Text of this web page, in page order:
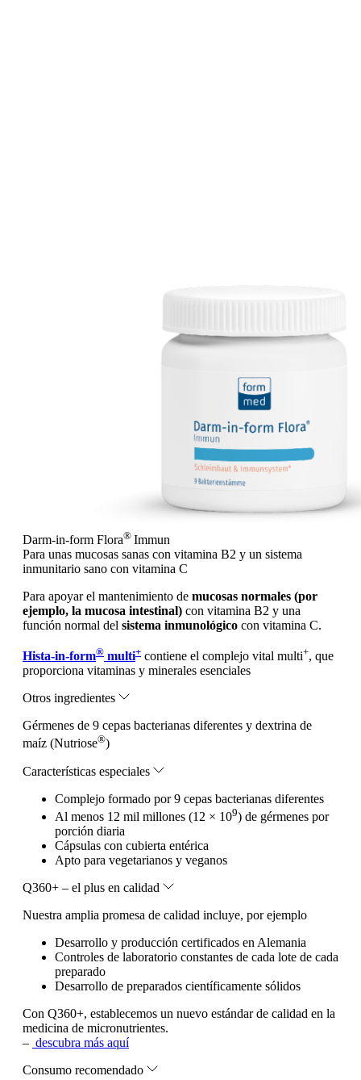
Darm-in-form Flora® Immun
Para unas mucosas sanas con vitamina B2 y un sistema
inmunitario sano con vitamina C
Para apoyar el mantenimiento de mucosas normales (por
ejemplo, la mucosa intestinal) con vitamina B2 y una
función normal del sistema inmunológico con vitamina C.
Hista-in-form® multi+ contiene el complejo vital multi+, que
proporciona vitaminas y minerales esenciales
Otros ingredientes
Gérmenes de 9 cepas bacterianas diferentes y dextrina de
maíz (Nutriose®)
Características especiales
Complejo formado por 9 cepas bacterianas diferentes
Al menos 12 mil millones (12 × 109) de gérmenes por
porción diaria
Cápsulas con cubierta entérica
Apto para vegetarianos y veganos
Q360+ – el plus en calidad
Nuestra amplia promesa de calidad incluye, por ejemplo
Desarrollo y producción certificados en Alemania
Controles de laboratorio constantes de cada lote de cada
preparado
Desarrollo de preparados científicamente sólidos
Con Q360+, establecemos un nuevo estándar de calidad en la
medicina de micronutrientes.
– descubra más aquí
Consumo recomendado